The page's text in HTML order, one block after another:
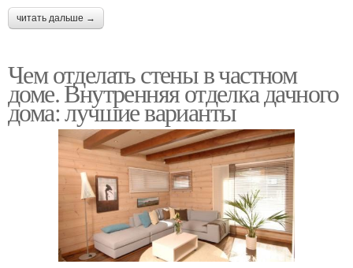
читать дальше →
Чем отделать стены в частном
доме. Внутренняя отделка дачного
дома: лучшие варианты